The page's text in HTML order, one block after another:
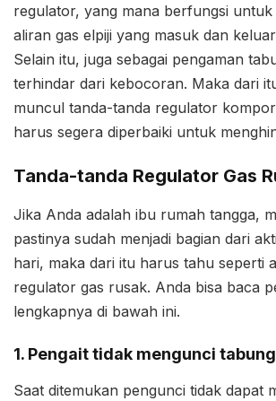
regulator, yang mana berfungsi
aliran gas elpiji yang masuk dan
Selain itu, juga sebagai pengaman
terhindar dari kebocoran. Maka dari
muncul tanda-tanda regulator
harus segera diperbaiki untuk
Tanda-tanda Regulator Gas
Jika Anda adalah ibu rumah tangga,
pastinya sudah menjadi bagian dari
hari, maka dari itu harus tahu seperti
regulator gas rusak. Anda bisa baca
lengkapnya di bawah ini.
1. Pengait tidak mengunci
Saat ditemukan pengunci tidak dapat